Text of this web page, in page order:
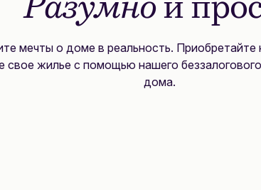
Разумно и
мечты о доме в реальность.
свое жилье с помощью нашего
дома.